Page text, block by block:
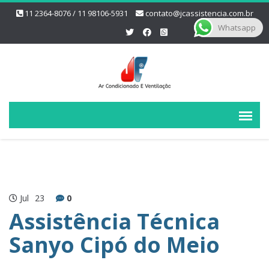
11 2364-8076 / 11 98106-5931 contato@jcassistencia.com.br
Jul 23 0
Assistência Técnica
Sanyo Cipó do Meio
Whatsapp